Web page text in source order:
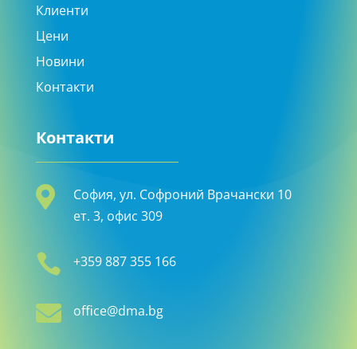
Клиенти
Цени
Новини
Контакти
Контакти

София, ул. Софроний Врачански 10
ет. 3, офис 309
 +359 887 355 166
 office@dma.bg